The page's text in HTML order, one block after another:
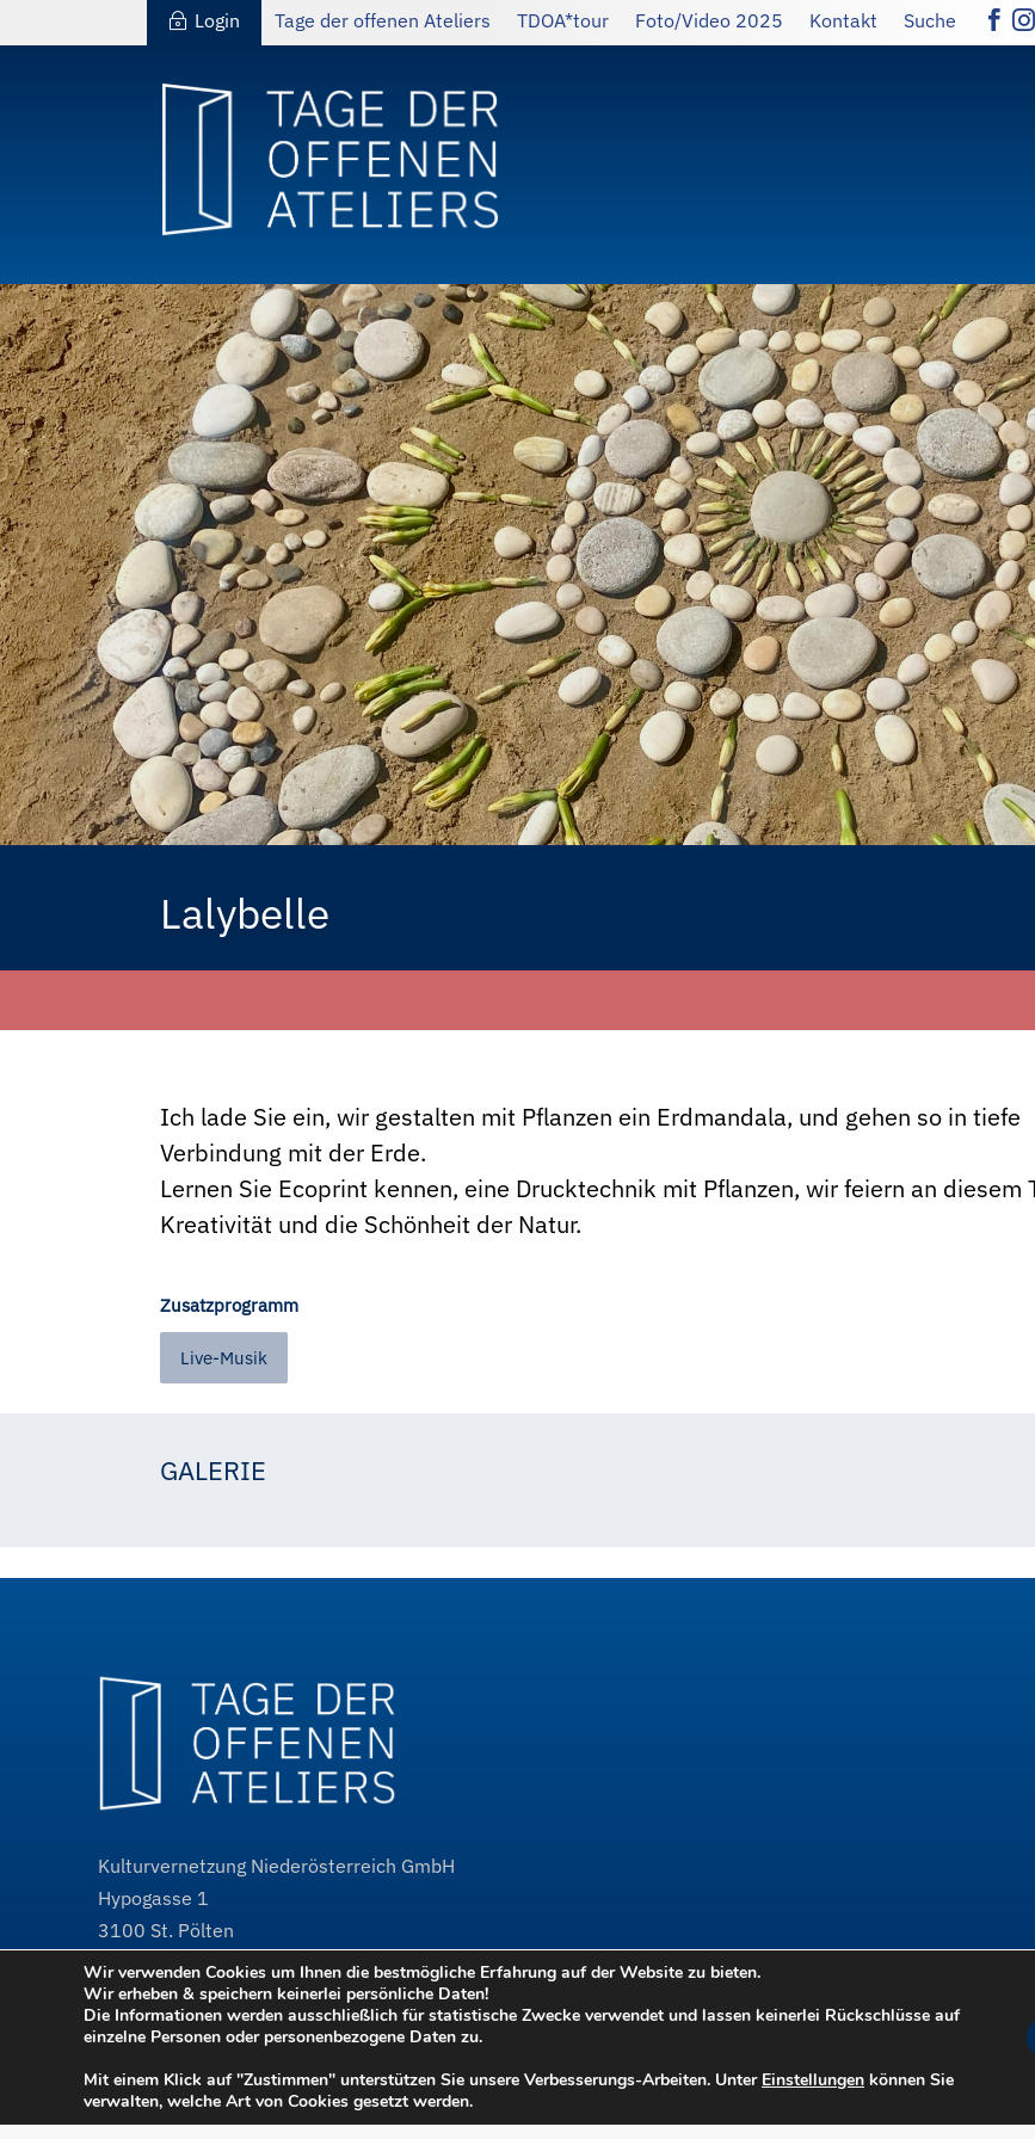
Login Tage der offenen Ateliers TDOA*tour Foto/Video 2025 Kontakt Suche
Lalybelle
Ich lade Sie ein, wir gestalten mit Pflanzen ein Erdmandala, und gehen so in tiefe
Verbindung mit der Erde.
Lernen Sie Ecoprint kennen, eine Drucktechnik mit Pflanzen, wir feiern an diesem
Kreativität und die Schönheit der Natur.
Zusatzprogramm
Live-Musik
GALERIE
Kulturvernetzung Niederösterreich GmbH
Hypogasse 1
3100 St. Pölten
@ tdoa@kulturvernetzung.at
w³www.kulturvernetzung.at
w³www.tdoa.atProjektauftritt
Wir verwenden Cookies um Ihnen die bestmögliche Erfahrung auf der Website zu bieten.
Wir erheben & speichern keinerlei persönliche Daten!
Die Informationen werden ausschließlich für statistische Zwecke verwendet und lassen keinerlei Rückschlüsse auf
einzelne Personen oder personenbezogene Daten zu.
Mit einem Klick auf "Zustimmen" unterstützen Sie unsere Verbesserungs-Arbeiten. Unter Einstellungen können Sie
verwalten, welche Art von Cookies gesetzt werden.